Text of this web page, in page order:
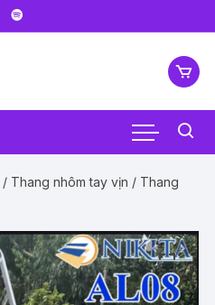
/ Thang nhôm tay vịn / Thang